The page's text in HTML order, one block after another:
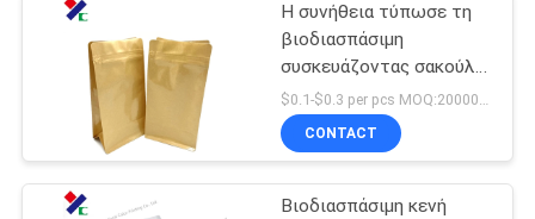
Συσκευασία
σακουλών
ανταπαντήσεων
21
Η συνήθεια τύπωσε τη
βιοδιασπάσιμη
συσκευάζοντας σακούλα
καρυδιών τσαγιού καφέ
φερμουάρ Pla τσαντών
λιπασματοποιήσιμη
CONTACT
Βιοδιασπάσιμη κενή